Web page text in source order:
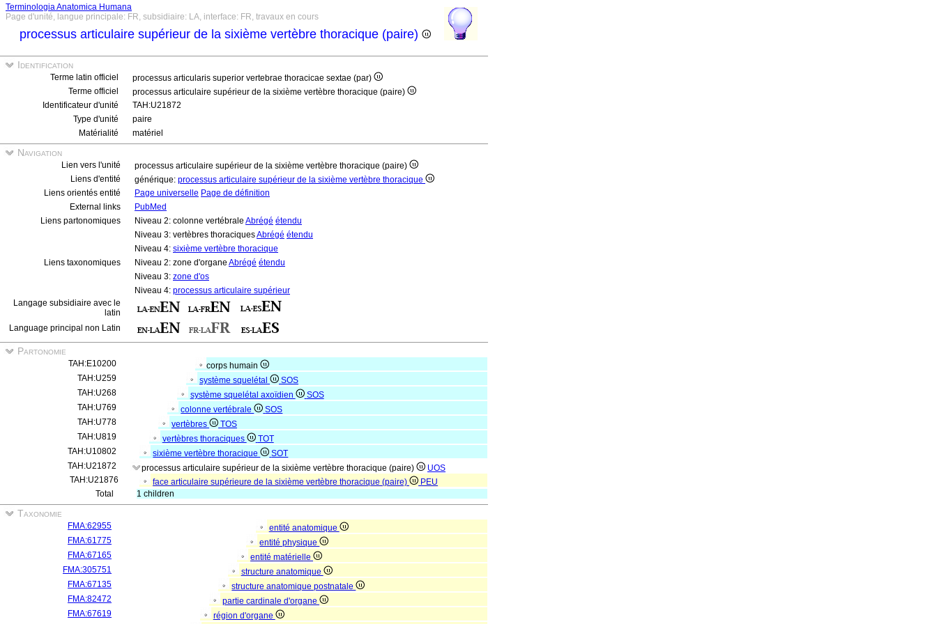
Terminologia Anatomica Humana
Page d'unité, langue principale: FR, subsidiaire: LA, interface: FR, travaux en cours
processus articulaire supérieur de la sixième vertèbre thoracique (paire)
Identification
Terme latin officiel
processus articularis superior vertebrae thoracicae sextae (par)
Terme officiel
processus articulaire supérieur de la sixième vertèbre thoracique (paire)
Identificateur d'unité
TAH:U21872
Type d'unité
paire
Matérialité
matériel
Navigation
Lien vers l'unité
processus articulaire supérieur de la sixième vertèbre thoracique (paire)
Liens d'entité
générique: processus articulaire supérieur de la sixième vertèbre thoracique
Liens orientés entité
Page universelle Page de définition
External links
PubMed
Liens partonomiques
Niveau 2: colonne vertébrale Abrégé étendu
Niveau 3: vertèbres thoraciquesAbrégé étendu
Niveau 4: sixième vertèbre thoracique
Liens taxonomiques
Niveau 2: zone d'organe Abrégé étendu
Niveau 3: zone d'os
Niveau 4: processus articulaire supérieur
Langage subsidiaire avec le
latin
Language principal non Latin
Partonomie
TAH:E10200
corps humain
TAH:U259
système squelétal
SOS
TAH:U268
système squelétal axoïdien
SOS
TAH:U769
colonne vertébrale
SOS
TAH:U778
vertèbres
TOS
TAH:U819
vertèbres thoraciques
TOT
TAH:U10802
sixième vertèbre thoracique
SOT
TAH:U21872
processus articulaire supérieur de la sixième vertèbre thoracique (paire)
UOS
TAH:U21876
face articulaire supérieure de la sixième vertèbre thoracique (paire)
PEU
Total
1 children
Taxonomie
FMA:62955
entité anatomique
FMA:61775
entité physique
FMA:67165
entité matérielle
FMA:305751
structure anatomique
FMA:67135
structure anatomique postnatale
FMA:82472
partie cardinale d'organe
FMA:67619
région d'organe